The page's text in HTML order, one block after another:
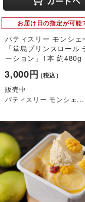
お届け日の指定が可能
パティスリー モンシェ
「堂島プリンスロール
ーション」1本 約480g
3,000円（税込）
販売中
パティスリー モンシェ...